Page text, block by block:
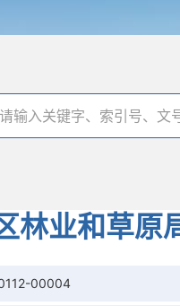
林业和草
00004